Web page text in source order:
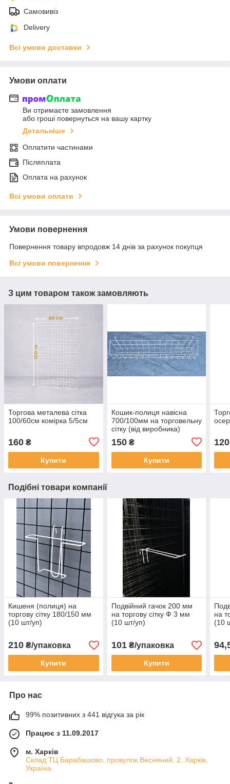
Самовивіз
Delivery
Всі умови доставки
Умови оплати
Ви отримаєте замовлення
або гроші повернуться на вашу картку
Детальніше
Оплатити частинами
Післяплата
Оплата на рахунок
Всі умови оплати
Умови повернення
Повернення товару впродовж 14 днів за рахунок покупця
Всі умови повернення
З цим товаром також замовляють
Торгова металева сітка
100/60см комірка 5/5см
160 ₴
Купити
Кошик-полиця навісна
700/100мм на торговельну
сітку (від виробника)
150₴
Купити
120
Подібні товари компанії
Кишеня (полиця) на
торгову сітку 180/150 мм
(10 шт/уп)
210 ₴/упаковка
Купити
Подвійний гачок 200 мм
на торгову сітку Ф 3 мм
(10 шт/уп)
101₴/упаковка
Купити
на
(10
Про нас
99% позитивних з 441 відгука за рік
Працює з 11.09.2017
м. Харків
Склад ТЦ Барабашово, провулок Весняний, 2, Харків,
Україна